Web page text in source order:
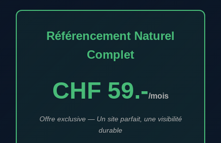
Référencement Naturel
Complet
CHF 59.-/mois
Offre exclusive — Un site parfait, une visibilité
durable